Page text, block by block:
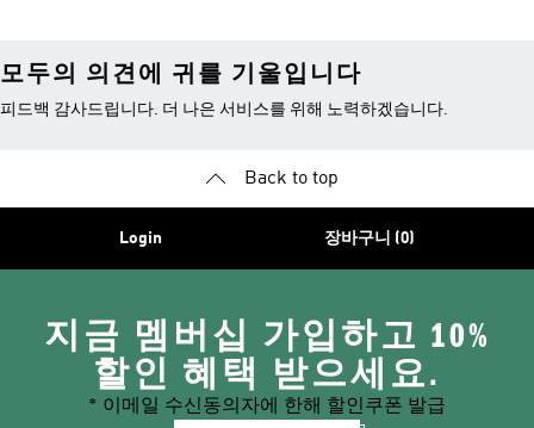
모두의 의견에 귀를 기울입니다
피드백 감사드립니다. 더 나은 서비스를 위해 노력하겠습니다.
Back to top
Login 장바구니 (0)
지금 멤버십 가입하고 10%
할인 혜택 받으세요.
* 이메일 수신동의자에 한해 할인쿠폰 발급